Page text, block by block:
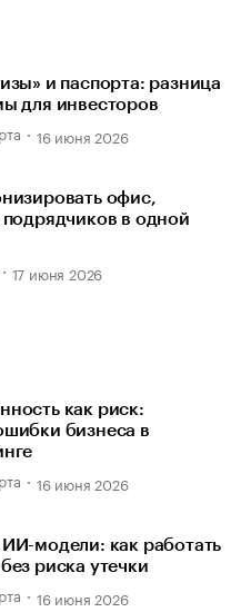
и паспорта: разница
для инвесторов
16 июня 2026
офис,
подрядчиков в одной
17 июня 2026
как риск:
бизнеса в
16 июня 2026
модели: как работать
риска утечки
16 июня 2026